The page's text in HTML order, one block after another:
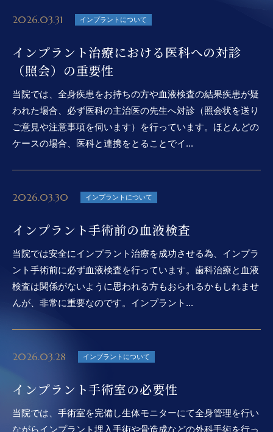
2026.03.31 インプラントについて
インプラント治療における医科への対診
（照会）の重要性
当院では、全身疾患をお持ちの方や血液検査の結果疾患が疑
われた場合、必ず医科の主治医の先生へ対診（照会状を送り
ご意見や注意事項を伺います）を行っています。ほとんどの
ケースの場合、医科と連携をとることでイ...
2026.03.30 インプラントについて
インプラント手術前の血液検査
当院では安全にインプラント治療を成功させる為、インプラ
ント手術前に必ず血液検査を行っています。歯科治療と血液
検査は関係がないように思われる方もおられるかもしれませ
んが、非常に重要なのです。インプラント...
2026.03.28 インプラントについて
インプラント手術室の必要性
当院では、手術室を完備し生体モニターにて全身管理を行い
ながらインプラント埋入手術や骨造成などの外科手術を行っ